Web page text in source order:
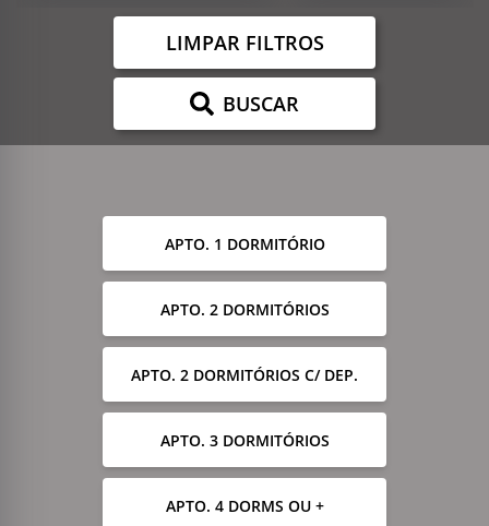
LIMPAR FILTROS
BUSCAR
APTO. 1 DORMITÓRIO
APTO. 2 DORMITÓRIOS
APTO. 2 DORMITÓRIOS C/ DEP.
APTO. 3 DORMITÓRIOS
APTO. 4 DORMS OU +